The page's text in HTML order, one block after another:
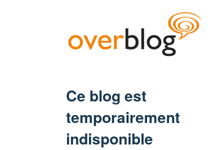
Ce blog est
temporairement
indisponible